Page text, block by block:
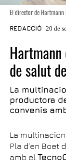
El director de
REDACCIÓ 20 de
Hartmann
de salut
La
productora
convenis
La
Pla d'en Boet
amb el